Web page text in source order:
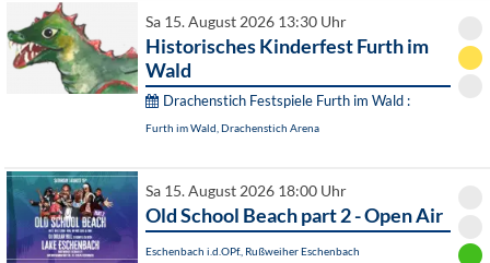
Sa 15. August 2026 13:30 Uhr
Historisches Kinderfest Furth im
Wald
Drachenstich Festspiele Furth im Wald :
Furth im Wald, Drachenstich Arena
Sa 15. August 2026 18:00 Uhr
Old School Beach part 2 - Open Air
Eschenbach i.d.OPf., Rußweiher Eschenbach